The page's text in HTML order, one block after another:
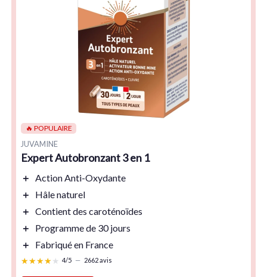
🔥 POPULAIRE
JUVAMINE
Expert Autobronzant 3 en 1
＋ Action Anti-Oxydante
＋
Hâle naturel
＋ Contient des caroténoïdes
＋
Programme de 30 jours
＋
Fabriqué en France
★★★★★
★★★★★ 4/5 — 2662 avis